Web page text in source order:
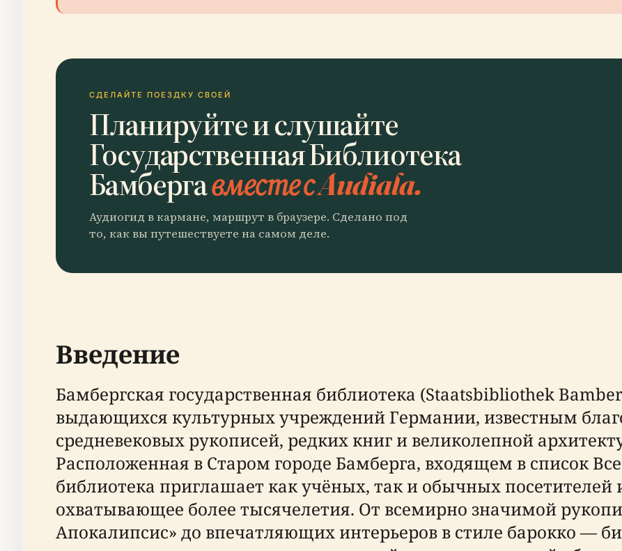
СДЕЛАЙТЕ ПОЕЗДКУ СВОЕЙ
Планируйте и слушайте
Государственная Библиотека
Бамбергавместе с Audiala.
Аудиогид в кармане, маршрут в браузере. Сделано под
то, как вы путешествуете на самом деле.
Введение
Бамбергская государственная библиотека (Staatsbibliothek
выдающихся культурных учреждений Германии, известным
средневековых рукописей, редких книг и великолепной
Расположенная в Старом городе Бамберга, входящем в список
библиотека приглашает как учёных, так и обычных посетителей
охватывающее более тысячелетия. От всемирно значимой
Апокалипсис» до впечатляющих интерьеров в стиле барокко —